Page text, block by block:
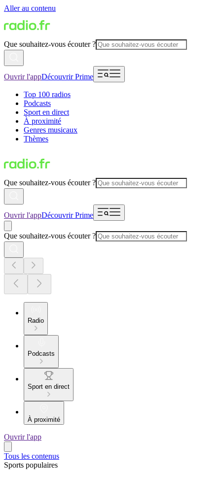
Aller au contenu
Que souhaitez-vous écouter ?
Ouvrir l'appDécouvrir Prime
Top 100 radios
Podcasts
Sport en direct
À proximité
Genres musicaux
Thèmes
Que souhaitez-vous écouter ?
Ouvrir l'appDécouvrir Prime
Que souhaitez-vous écouter ?
Radio
Podcasts
Sport en direct
À proximité
Ouvrir l'app
Tous les contenus
Sports populaires